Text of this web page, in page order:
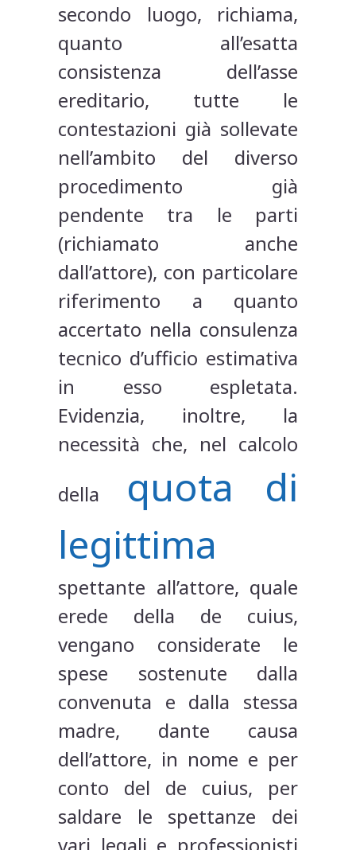
secondo luogo, richiama,
quanto all’esatta
consistenza dell’asse
ereditario, tutte le
contestazioni già sollevate
nell’ambito del diverso
procedimento già
pendente tra le parti
(richiamato anche
dall’attore), con particolare
riferimento a quanto
accertato nella consulenza
tecnico d’ufficio estimativa
in esso espletata.
Evidenzia, inoltre, la
necessità che, nel calcolo
della
quota di
legittima
spettante all’attore, quale
erede della de cuius,
vengano considerate le
spese sostenute dalla
convenuta e dalla stessa
madre, dante causa
dell’attore, in nome e per
conto del de cuius, per
saldare le spettanze dei